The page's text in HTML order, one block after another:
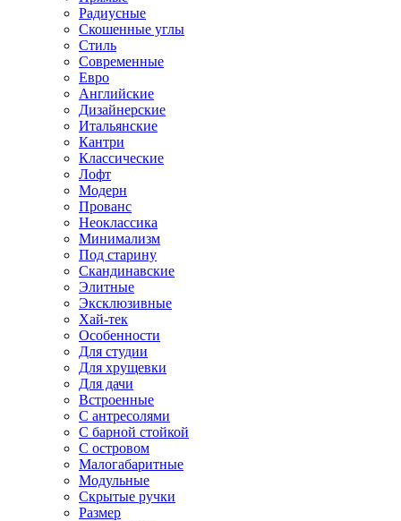
Радиусные
Скошенные углы
Стиль
Современные
Евро
Английские
Дизайнерские
Итальянские
Кантри
Классические
Лофт
Модерн
Прованс
Неоклассика
Минимализм
Под старину
Скандинавские
Элитные
Эксклюзивные
Хай-тек
Особенности
Для студии
Для хрущевки
Для дачи
Встроенные
С антресолями
С барной стойкой
С островом
Малогабаритные
Модульные
Скрытые ручки
Размер